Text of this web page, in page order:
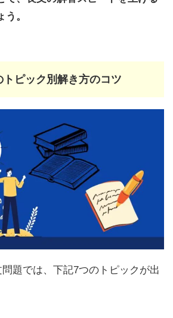
。
ピック別解き方のコツ
題では、下記7つのトピックが出